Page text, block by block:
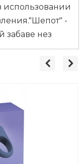
использовании
-
забаве нез